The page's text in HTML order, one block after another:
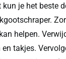
je het beste
helpen.
takjes.